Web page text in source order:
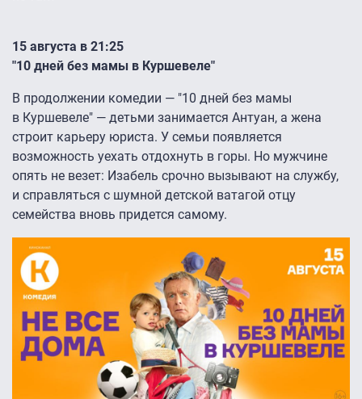
15 августа в 21:25
"10 дней без мамы в Куршевеле"
В продолжении комедии — "10 дней без мамы
в Куршевеле" — детьми занимается Антуан, а жена
строит карьеру юриста. У семьи появляется
возможность уехать отдохнуть в горы. Но мужчине
опять не везет: Изабель срочно вызывают на службу,
и справляться с шумной детской ватагой отцу
семейства вновь придется самому.